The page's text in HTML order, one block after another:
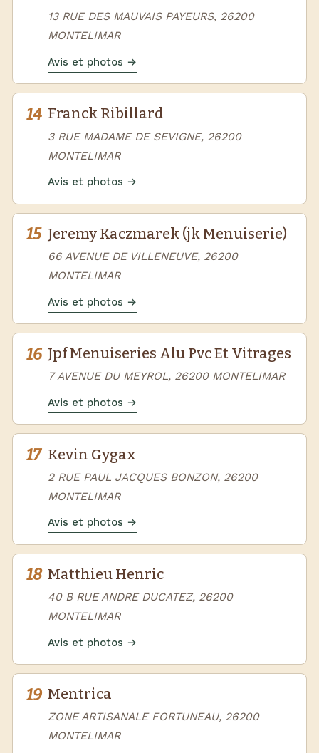
13 RUE DES MAUVAIS PAYEURS, 26200
MONTELIMAR
Avis et photos →
14 Franck Ribillard
3 RUE MADAME DE SEVIGNE, 26200
MONTELIMAR
Avis et photos →
15 Jeremy Kaczmarek (jk Menuiserie)
66 AVENUE DE VILLENEUVE, 26200
MONTELIMAR
Avis et photos →
16 Jpf Menuiseries Alu Pvc Et Vitrages
7 AVENUE DU MEYROL, 26200 MONTELIMAR
Avis et photos →
17 Kevin Gygax
2 RUE PAUL JACQUES BONZON, 26200
MONTELIMAR
Avis et photos →
18 Matthieu Henric
40 B RUE ANDRE DUCATEZ, 26200
MONTELIMAR
Avis et photos →
19 Mentrica
ZONE ARTISANALE FORTUNEAU, 26200
MONTELIMAR